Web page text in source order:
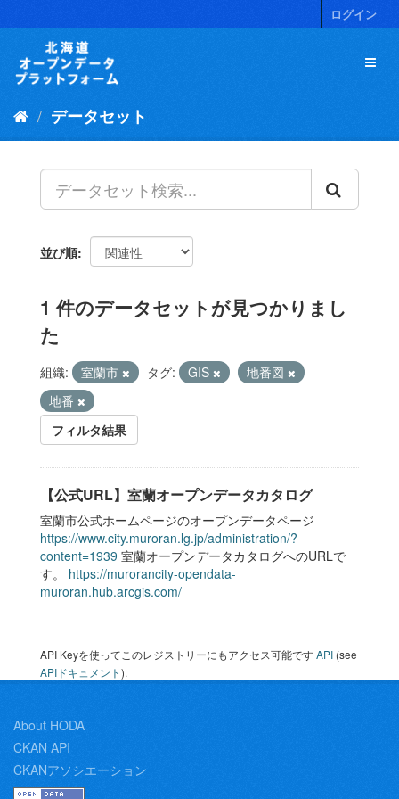
キ
ログイン
データセット
並び順
1 件のデータセットが見つかりまし
た
組織: 室蘭市 タグ: GIS
地番図
地番
フィルタ結果
【公式URL】室蘭オープンデータカタログ
室蘭市公式ホームページのオープンデータページ
https://www.city.muroran.lg.jp/administration/?
content=1939 室蘭オープンデータカタログへのURLで
す。 https://murorancity-opendata-
muroran.hub.arcgis.com/
API Keyを使ってこのレジストリーにもアクセス可能ですAPI (see
APIドキュメント).
About HODA
CKAN API
CKANアソシエーション